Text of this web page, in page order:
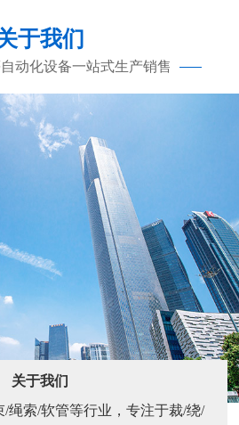
于我们
动化设备一站式生产销售
关于我们
索/软管等行业，专注于裁/绕/